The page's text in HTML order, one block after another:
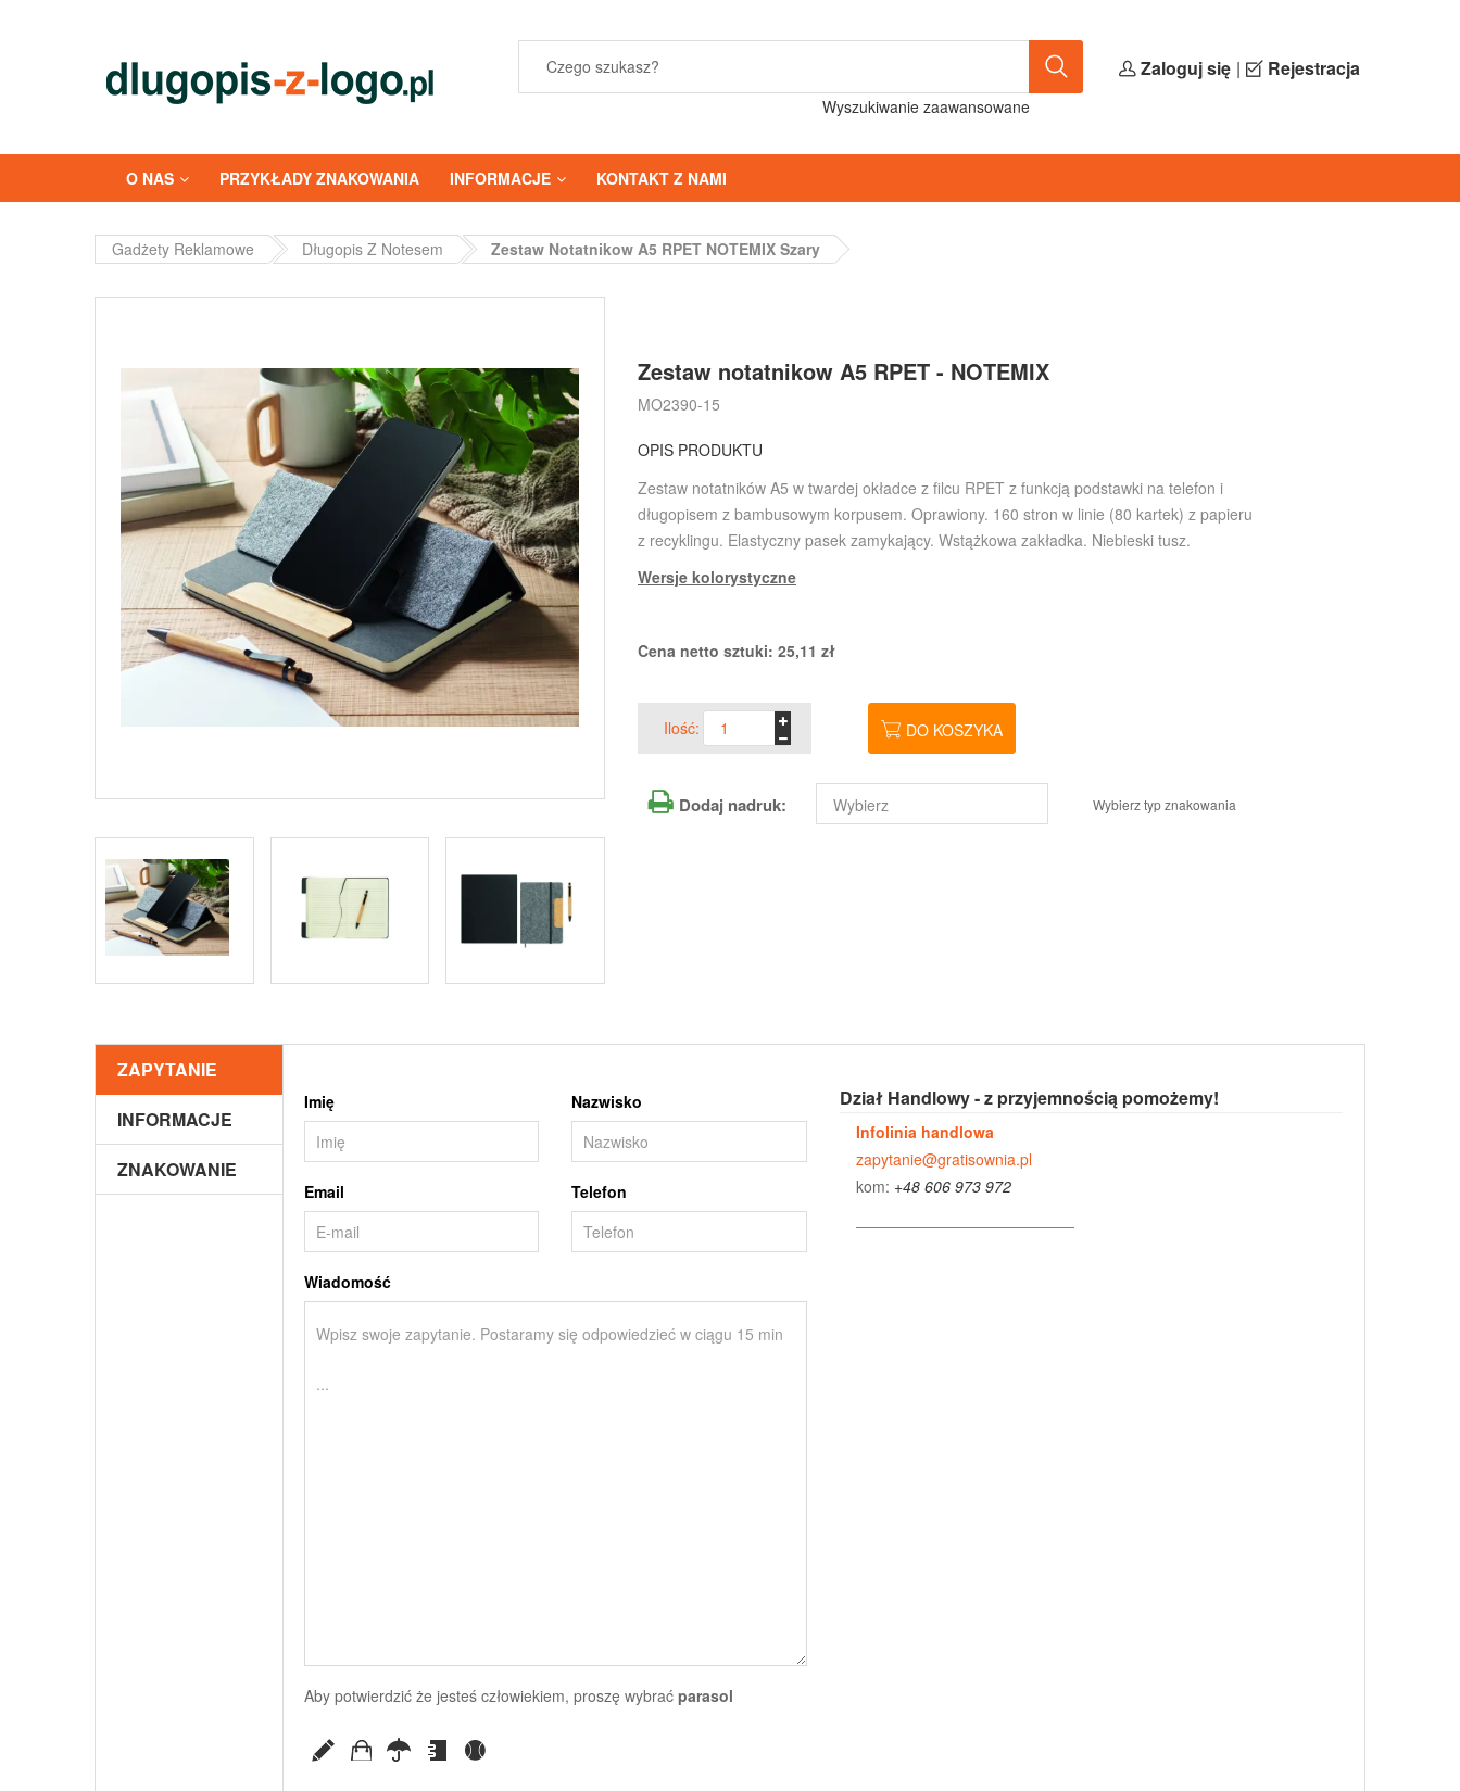
Wyszukiwanie zaawansowane
Zaloguj się | Rejestracja
O NAS PRZYKŁADY ZNAKOWANIA INFORMACJE KONTAKT Z NAMI
Gadżety Reklamowe Długopis Z Notesem Zestaw Notatnikow A5 RPET NOTEMIX Szary
Zestaw notatnikow A5 RPET - NOTEMIX
MO2390-15
OPIS PRODUKTU
Zestaw notatników A5 w twardej okładce z filcu RPET z funkcją podstawki na telefon i
długopisem z bambusowym korpusem. Oprawiony. 160 stron w linie (80 kartek) z papieru
z recyklingu. Elastyczny pasek zamykający. Wstążkowa zakładka. Niebieski tusz.
Wersje kolorystyczne
Cena netto sztuki: 25,11 zł
Ilość: DO KOSZYKA
Dodaj nadruk: Wybierz typ znakowania
ZAPYTANIE
INFORMACJE
ZNAKOWANIE
Imię Nazwisko
Email Telefon
Wiadomość
Aby potwierdzić że jesteś człowiekiem, proszę wybrać parasol
Dział Handlowy - z przyjemnością pomożemy!
Infolinia handlowa
zapytanie@gratisownia.pl
kom: +48 606 973 972